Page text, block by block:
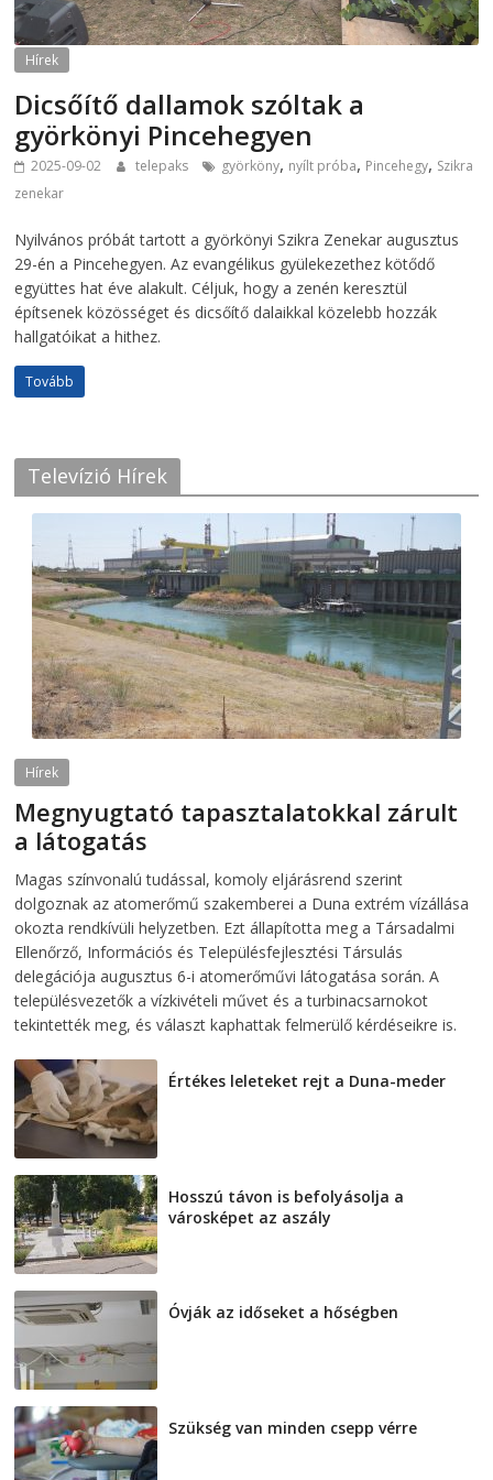
Hírek
Dicsőítő dallamok szóltak a
györkönyi Pincehegyen
2025-09-02 telepaks györköny, nyílt próba, Pincehegy, Szikra
zenekar
Nyilvános próbát tartott a györkönyi Szikra Zenekar augusztus
29-én a Pincehegyen. Az evangélikus gyülekezethez kötődő
együttes hat éve alakult. Céljuk, hogy a zenén keresztül
építsenek közösséget és dicsőítő dalaikkal közelebb hozzák
hallgatóikat a hithez.
Tovább
Televízió Hírek
Hírek
Megnyugtató tapasztalatokkal zárult
a látogatás
Magas színvonalú tudással, komoly eljárásrend szerint
dolgoznak az atomerőmű szakemberei a Duna extrém vízállása
okozta rendkívüli helyzetben. Ezt állapította meg a Társadalmi
Ellenőrző, Információs és Településfejlesztési Társulás
delegációja augusztus 6-i atomerőművi látogatása során. A
településvezetők a vízkivételi művet és a turbinacsarnokot
tekintették meg, és választ kaphattak felmerülő kérdéseikre is.
Értékes leleteket rejt a Duna-meder
Hosszú távon is befolyásolja a
városképet az aszály
Óvják az időseket a hőségben
Szükség van minden csepp vérre